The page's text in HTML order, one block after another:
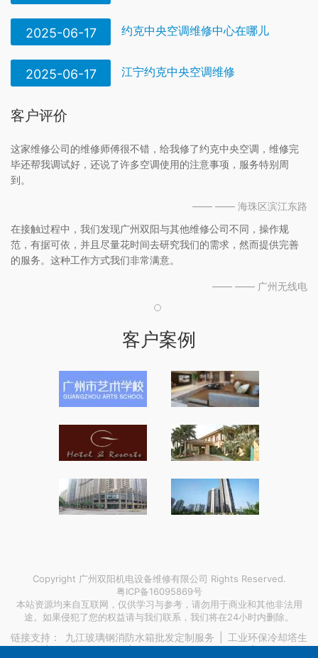
2025-06-17 约克中央空调维修中心在哪儿
2025-06-17 江宁约克中央空调维修
客户评价
这家维修公司的维修师傅很不错，给我修了约克中央空调，维修完
毕还帮我调试好，还说了许多空调使用的注意事项，服务特别周
到。
—— —— 海珠区滨江东路
在接触过程中，我们发现广州双阳与其他维修公司不同，操作规
范，有据可依，并且尽量花时间去研究我们的需求，然而提供完善
的服务。这种工作方式我们非常满意。
—— —— 广州无线电
客户案例
Copyright 广州双阳机电设备维修有限公司 Rights Reserved.
粤ICP备16095869号
本站资源均来自互联网，仅供学习与参考，请勿用于商业和其他非法用
途。如果侵犯了您的权益请与我们联系，我们将在24小时内删除。
链接支持： 九江玻璃钢消防水箱批发定制服务
工业环保冷却塔生